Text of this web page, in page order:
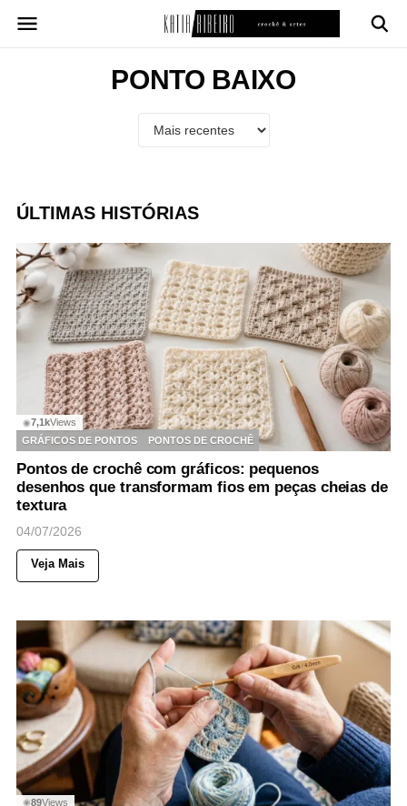
para
PONTO BAIXO
ÚLTIMAS HISTÓRIAS
◉7,1kViews
GRÁFICOS DE PONTOS
PONTOS DE CROCHÊ
Pontos de crochê com gráficos: pequenos
desenhos que transformam fios em peças cheias de
textura
04/07/2026
Veja Mais
◉89Views